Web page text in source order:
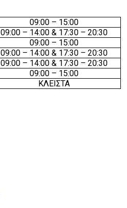
09:00 – 15:00
09:00 – 14:00 & 17:30 – 20:30
09:00 – 15:00
09:00 – 14:00 & 17:30 – 20:30
09:00 – 14:00 & 17:30 – 20:30
09:00 – 15:00
ΚΛΕΙΣΤΑ